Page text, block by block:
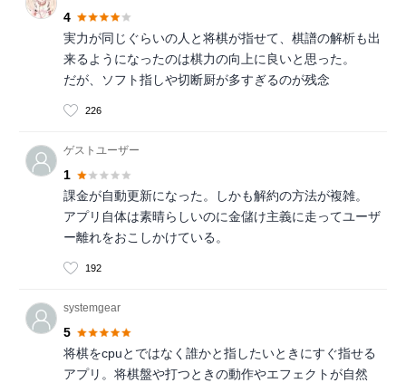
4
実力が同じぐらいの人と将棋が指せて、棋譜の解析も出
来るようになったのは棋力の向上に良いと思った。
だが、ソフト指しや切断厨が多すぎるのが残念
226
ゲストユーザー
1
課金が自動更新になった。しかも解約の方法が複雑。
アプリ自体は素晴らしいのに金儲け主義に走ってユーザ
ー離れをおこしかけている。
192
systemgear
5
将棋をcpuとではなく誰かと指したいときにすぐ指せる
アプリ。将棋盤や打つときの動作やエフェクトが自然